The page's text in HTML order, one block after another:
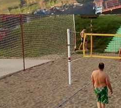
из ваздуха